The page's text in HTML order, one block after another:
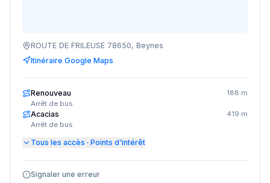
ROUTE DE FRILEUSE 78650, Beynes
Itinéraire Google Maps
Renouveau
Arrêt de bus
188 m
Acacias
Arrêt de bus
419 m
Tous les accès · Points d'intérêt
Signaler une erreur